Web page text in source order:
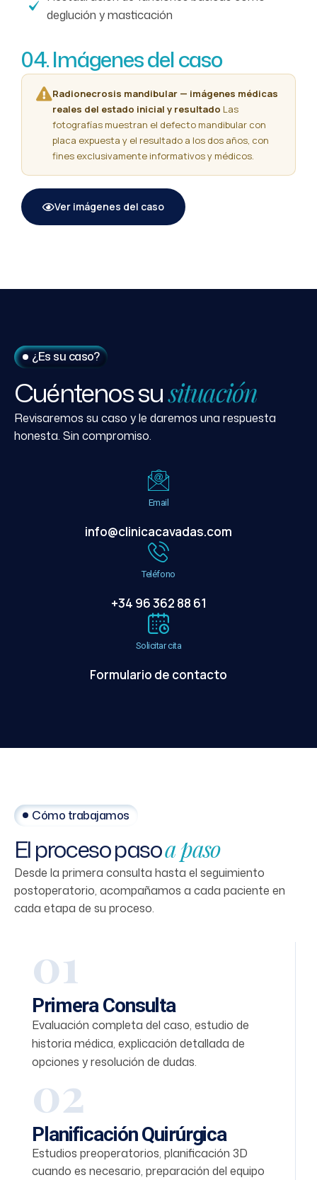
deglución y masticación
04. Imágenes del caso
Radionecrosis mandibular — imágenes médicas
reales del estado inicial y resultado Las
fotografías muestran el defecto mandibular con
placa expuesta y el resultado a los dos años, con
fines exclusivamente informativos y médicos.
Ver imágenes del caso
¿Es su caso?
Cuéntenossusituación
Revisaremos su caso y le daremos una respuesta
honesta. Sin compromiso.
Email
info@clinicacavadas.com
Teléfono
+34 96 362 88 61
Solicitar cita
Formulario de contacto
Cómo trabajamos
Elprocesopasoapaso
Desde la primera consulta hasta el seguimiento
postoperatorio, acompañamos a cada paciente en
cada etapa de su proceso.
01
Primera Consulta
Evaluación completa del caso, estudio de
historia médica, explicación detallada de
opciones y resolución de dudas.
02
Planificación Quirúrgica
Estudios preoperatorios, planificación 3D
cuando es necesario, preparación del equipo